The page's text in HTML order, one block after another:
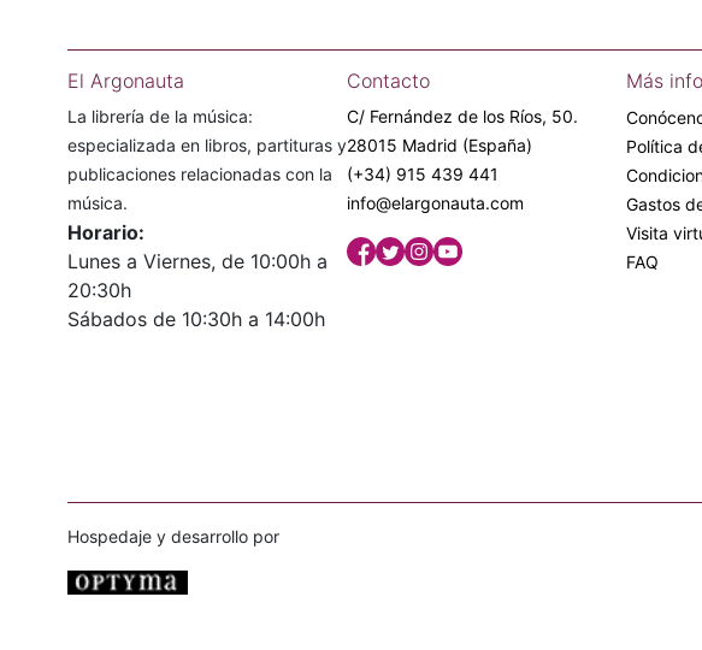
El Argonauta
La librería de la música:
especializada en libros, partituras y
publicaciones relacionadas con la
música.
Horario:
Lunes a Viernes, de 10:00h a
20:30h
Sábados de 10:30h a 14:00h
Contacto
C/ Fernández de los Ríos, 50.
28015 Madrid (España)
(+34) 915 439 441
info@elargonauta.com
Más
Política
Gastos
Visita
FAQ
Hospedaje y desarrollo por